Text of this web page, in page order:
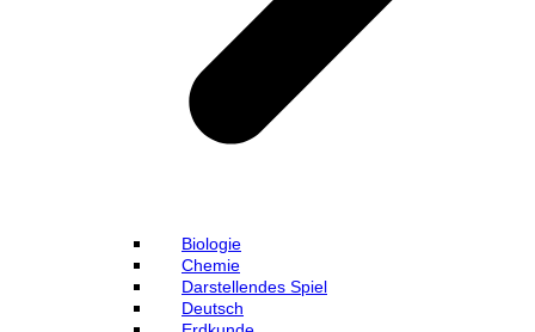
Biologie
Chemie
Darstellendes Spiel
Deutsch